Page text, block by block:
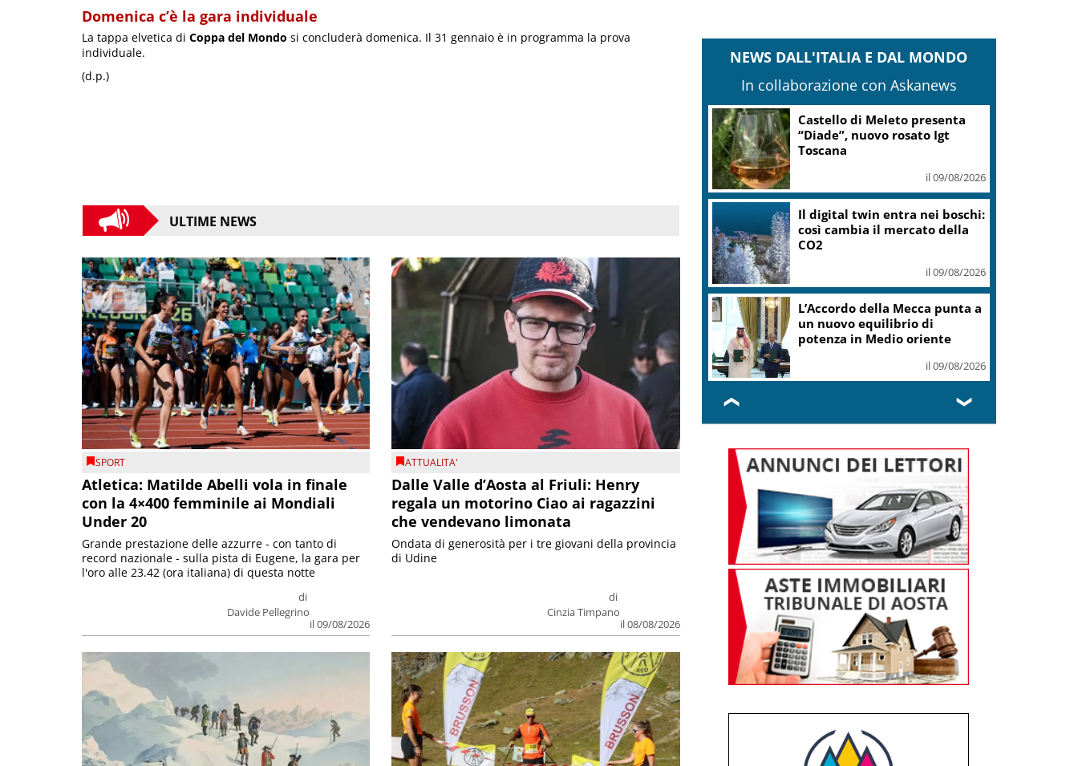
Domenica c’è la gara individuale
La tappa elvetica di Coppa del Mondo si concluderà domenica. Il 31 gennaio è in programma la prova
individuale.
(d.p.)
ULTIME NEWS
SPORT
Atletica: Matilde Abelli vola in finale
con la 4×400 femminile ai Mondiali
Under 20
di
Davide Pellegrino
il 09/08/2026
Grande prestazione delle azzurre - con tanto di
record nazionale - sulla pista di Eugene, la gara per
l'oro alle 23.42 (ora italiana) di questa notte
ATTUALITA'
Dalle Valle d’Aosta al Friuli: Henry
regala un motorino Ciao ai ragazzini
che vendevano limonata
di
Cinzia Timpano
il 08/08/2026
Ondata di generosità per i tre giovani della provincia
di Udine
NEWS DALL'ITALIA E DAL MONDO
In collaborazione con Askanews
Castello di Meleto presenta
“Diade”, nuovo rosato Igt
Toscana
il 09/08/2026
Il digital twin entra nei boschi:
così cambia il mercato della
CO2
il 09/08/2026
L’Accordo della Mecca punta a
un nuovo equilibrio di
potenza in Medio oriente
il 09/08/2026
❮ ❯